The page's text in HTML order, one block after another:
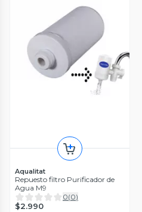
Aqualitat
Repuesto filtro Purificador de
Agua M9
0(0)
$2.990